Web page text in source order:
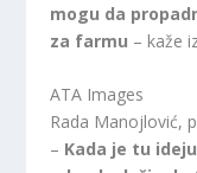
mogu da
za farmu – kaže
ATA Images
Rada Manojlović,
– Kada je tu